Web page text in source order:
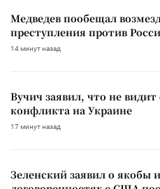
Медведев пообещал
преступления против
14 минут назад
Вучич заявил, что не
конфликта на Украине
17 минут назад
Зеленский заявил о якобы